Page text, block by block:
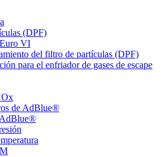
(DPF)
VI
del filtro de partículas (DPF)
para el enfriador de gases de escape
de AdBlue®
AdBlue®